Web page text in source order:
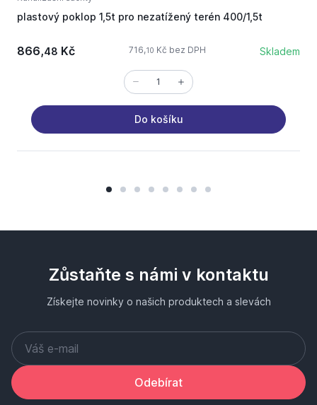
plastový poklop 1,5t pro nezatížený terén 400/1,5t
866,48 Kč 716,10 Kč bez DPH Skladem
Do košíku
Zůstaňte s námi v kontaktu
Získejte novinky o našich produktech a slevách
Odebírat